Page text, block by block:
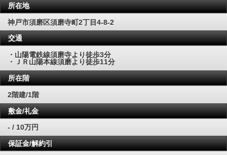
所在地
神戸市須磨区須磨寺町2丁目4‐8‐2
交通
・山陽電鉄線須磨寺より徒歩3分
・ＪＲ山陽本線須磨より徒歩11分
所在階
2階建/1階
敷金/礼金
- / 10万円
保証金/解約引